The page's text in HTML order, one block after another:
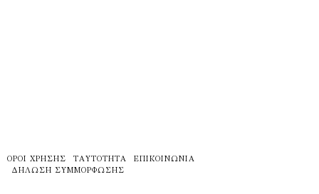
ΌΡΟΙ ΧΡΉΣΗΣ ΤΑΥΤΌΤΗΤΑ
ΕΠΙΚΟΙΝΩΝΊΑ
ΔΉΛΩΣΗ ΣΥΜΜΌΡΦΩΣΗΣ